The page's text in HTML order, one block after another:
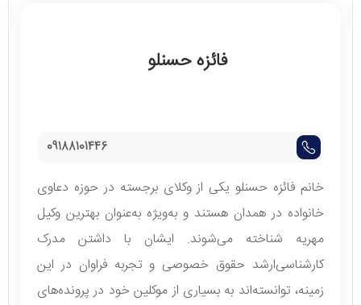
فائزه حسنلو
09188101446
خانم فائزه حسنلو یکی از وکلای برجسته در حوزه دعاوی
خانواده در همدان هستند و به‌ویژه به‌عنوان بهترین وکیل
مهریه شناخته می‌شوند. ایشان با داشتن مدرک
کارشناسی‌ارشد حقوق خصوصی و تجربه فراوان در این
زمینه، توانسته‌اند به بسیاری از موکلین خود در پرونده‌های